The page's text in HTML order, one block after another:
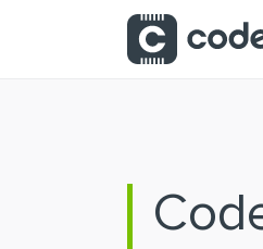
Saltar al contenido principal